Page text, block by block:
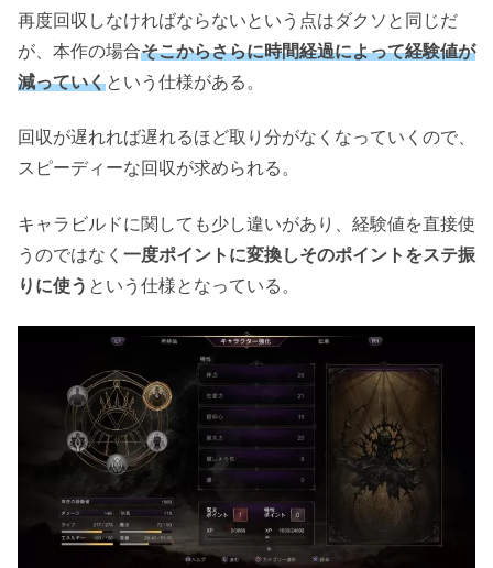
再度回収しなければならないという点はダクソと同じだ
が、本作の場合そこからさらに時間経過によって経験値が
減っていくという仕様がある。
回収が遅れれば遅れるほど取り分がなくなっていくので、
スピーディーな回収が求められる。
キャラビルドに関しても少し違いがあり、経験値を直接使
うのではなく 一度ポイントに変換しそのポイントをステ振
りに使う という仕様となっている。